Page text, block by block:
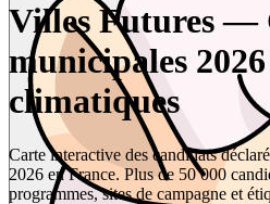
Villes Futures —
municipales
climatiques
Carte interactive des candidats
2026 en France. Plus de 50 000
programmes, sites de campagne et